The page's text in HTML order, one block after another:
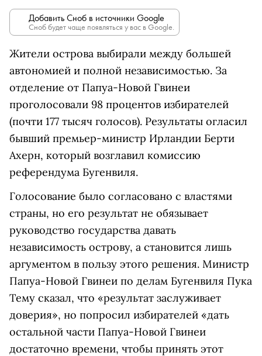
Добавить Сноб в источники Google
Сноб будет чаще появляться у вас в Google.
Жители острова выбирали между большей
автономией и полной независимостью. За
отделение от Папуа-Новой Гвинеи
проголосовали 98 процентов избирателей
(почти 177 тысяч голосов). Результаты огласил
бывший премьер-министр Ирландии Берти
Ахерн, который возглавил комиссию
референдума Бугенвиля.
Голосование было согласовано с властями
страны, но его результат не обязывает
руководство государства давать
независимость острову, а становится лишь
аргументом в пользу этого решения. Министр
Папуа-Новой Гвинеи по делам Бугенвиля Пука
Тему сказал, что «результат заслуживает
доверия», но попросил избирателей «дать
остальной части Папуа-Новой Гвинеи
достаточно времени, чтобы принять этот